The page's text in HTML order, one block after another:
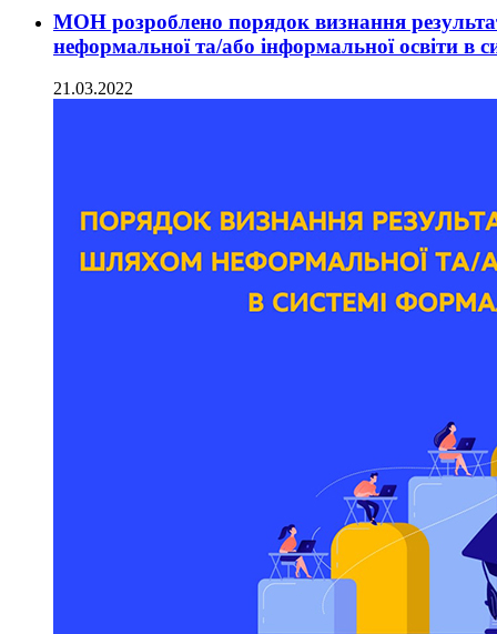
МОН розроблено порядок визнання
неформальної та/або інформальної освіти в
21.03.2022